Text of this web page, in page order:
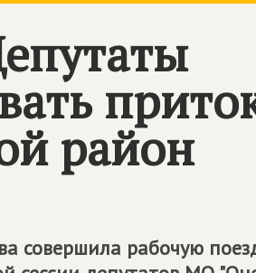
район
совершила рабочую